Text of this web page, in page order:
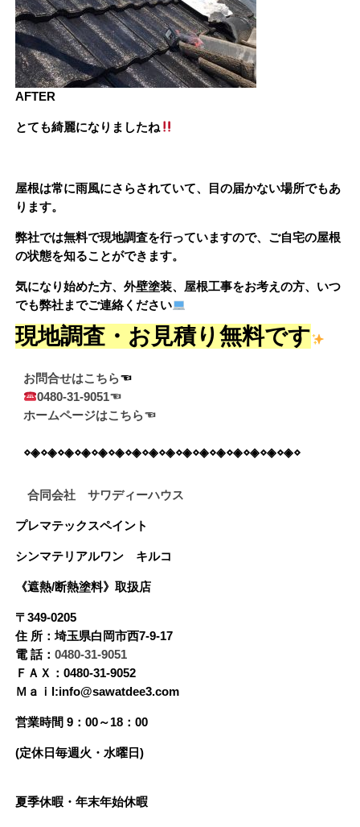
AFTER
とても綺麗になりましたね
屋根は常に雨風にさらされていて、目の届かない場所でもあ
ります。
弊社では無料で現地調査を行っていますので、ご自宅の屋根
の状態を知ることができます。
気になり始めた方、外壁塗装、屋根工事をお考えの方、いつ
でも弊社までご連絡ください
現地調査・お見積り無料です
お問合せはこちら
0480-31-9051☜
ホームページはこちら☜
⋄◈⋄◈⋄◈⋄◈⋄◈⋄◈⋄◈⋄◈⋄◈⋄◈⋄◈⋄◈⋄◈⋄◈⋄◈⋄◈⋄
合同会社 サワディーハウス
プレマテックスペイント
シンマテリアルワン キルコ
《遮熱/断熱塗料》 取扱店
〒349-0205
住 所：埼玉県白岡市西7-9-17
電 話： 0480-31-9051
ＦＡＸ：0480-31-9052
Ｍａｉl:info@sawatdee3.com
営業時間 9：00～18：00
(定休日毎週火・水曜日)
夏季休暇・年末年始休暇